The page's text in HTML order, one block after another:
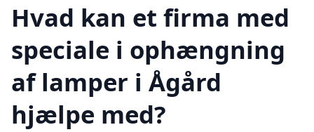
Hvad kan et firma med
speciale i ophængning
af lamper i Ågård
hjælpe med?